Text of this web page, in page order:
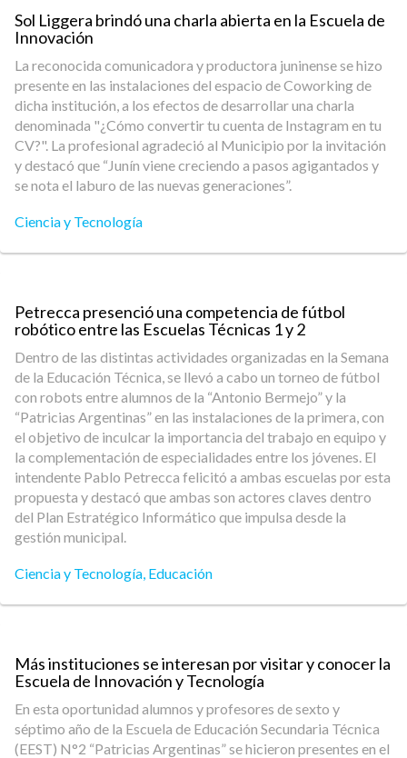
Sol Liggera brindó una charla abierta en la Escuela de
Innovación
La reconocida comunicadora y productora juninense se hizo
presente en las instalaciones del espacio de Coworking de
dicha institución, a los efectos de desarrollar una charla
denominada "¿Cómo convertir tu cuenta de Instagram en tu
CV?". La profesional agradeció al Municipio por la invitación
y destacó que “Junín viene creciendo a pasos agigantados y
se nota el laburo de las nuevas generaciones”.
Ciencia y Tecnología
Petrecca presenció una competencia de fútbol
robótico entre las Escuelas Técnicas 1 y 2
Dentro de las distintas actividades organizadas en la Semana
de la Educación Técnica, se llevó a cabo un torneo de fútbol
con robots entre alumnos de la “Antonio Bermejo” y la
“Patricias Argentinas” en las instalaciones de la primera, con
el objetivo de inculcar la importancia del trabajo en equipo y
la complementación de especialidades entre los jóvenes. El
intendente Pablo Petrecca felicitó a ambas escuelas por esta
propuesta y destacó que ambas son actores claves dentro
del Plan Estratégico Informático que impulsa desde la
gestión municipal.
Ciencia y Tecnología, Educación
Más instituciones se interesan por visitar y conocer la
Escuela de Innovación y Tecnología
En esta oportunidad alumnos y profesores de sexto y
séptimo año de la Escuela de Educación Secundaria Técnica
(EEST) N°2 “Patricias Argentinas” se hicieron presentes en el